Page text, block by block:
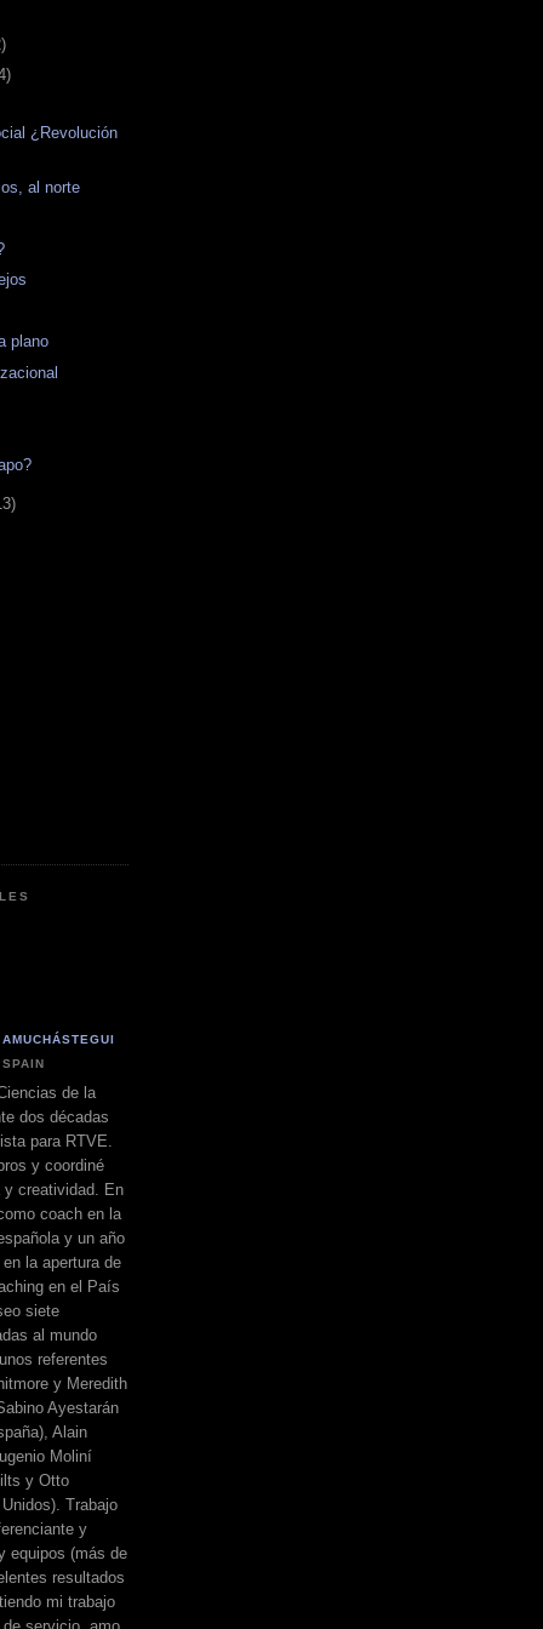
¿Revolución
al norte
plano
de la
dos décadas
para RTVE.
y coordiné
y creatividad. En
coach en la
y un año
la apertura de
en el País
siete
al mundo
referentes
y Meredith
Ayestarán
Alain
Moliní
y Otto
Trabajo
y
equipos (más de
resultados
mi trabajo